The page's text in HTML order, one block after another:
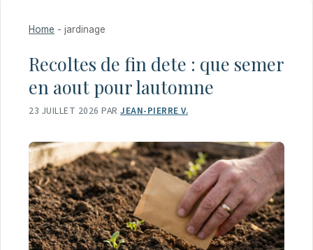
Home - jardinage
Recoltes de fin dete : que semer
en aout pour lautomne
23 JUILLET 2026 PAR JEAN-PIERRE V.